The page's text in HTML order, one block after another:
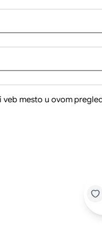
veb mesto u ovom